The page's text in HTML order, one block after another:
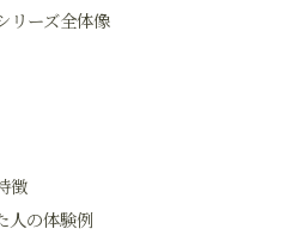
リーズ全体像
徴
人の体験例